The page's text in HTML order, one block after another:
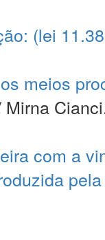
(lei
meios
Mirna
com a